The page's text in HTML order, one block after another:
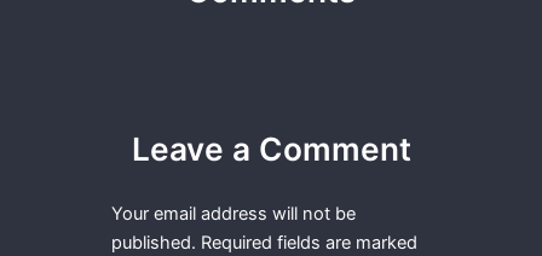
Leave a Comment
Your email address will not be
published. Required fields are marked